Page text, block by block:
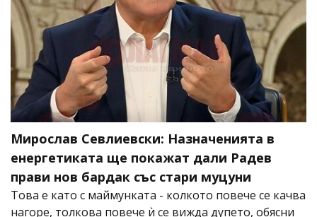
Мирослав Севлиевски: Назначенията в
енергетиката ще покажат дали Радев
прави нов бардак със стари муцуни
Това е като с маймунката - колкото повече се качва
нагоре, толкова повече ѝ се вижда дупето, обясни